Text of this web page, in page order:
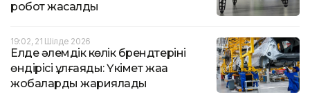
робот жасалды
19:02, 21 Шілде 2026
Елде әлемдік көлік брендтерінің
өндірісі ұлғаяды: Үкімет жаңа
жобаларды жариялады